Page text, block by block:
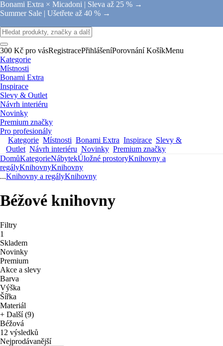
Bonami Extra × Micadoni | Sleva až 25 % →
Summer Sale | Ušetřete až 40 % →
300 Kč pro vásRegistracePřihlášeníPorovnání KošíkMenu
Kategorie
Místnosti
Bonami Extra
Inspirace
Slevy & Outlet
Návrh interiéru
Novinky
Premium značky
Pro profesionály
Kategorie Místnosti Bonami Extra Inspirace Slevy &
Outlet Návrh interiéru Novinky Premium značky
DomůKategorieNábytekÚložné prostoryKnihovny a
regályKnihovnyKnihovny
...Knihovny a regályKnihovny
Béžové knihovny
Filtry
1
Skladem
Novinky
Premium
Akce a slevy
Barva
Výška
Šířka
Materiál
+ Další (9)
Béžová
12 výsledků
Nejprodávanější